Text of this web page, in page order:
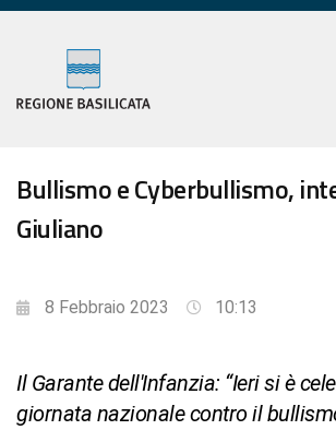
Bullismo e Cyberbullismo,
Giuliano
8 Febbraio 2023 10:13
Il Garante dell'Infanzia: “Ieri si è
giornata nazionale contro il